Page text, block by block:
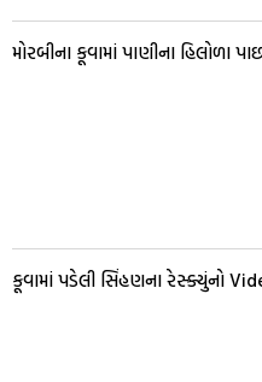
મોરબીના કૂવામાં પાણીના હિલોળા
કૂવામાં પડેલી સિંહણના રેસ્ક્યુંનો